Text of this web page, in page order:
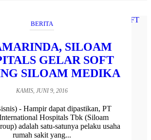
BERITA
SILOAM
GELAR SOFT
SILOAM MEDIKA
KAMIS, JUNI 9, 2016
- Hampir dapat dipastikan, PT
Hospitals Tbk (Siloam
adalah satu-satunya pelaku usaha
rumah sakit yang...